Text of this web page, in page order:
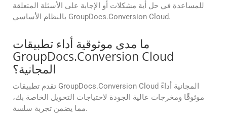
للمساعدة في حل أية مشكلات أو الإجابة على الأسئلة المتعلقة
بالنظام الأساسي GroupDocs.Conversion Cloud.
ما مدى موثوقية أداء تطبيقات
GroupDocs.Conversion Cloud
المجانية؟
تقدم تطبيقات GroupDocs.Conversion Cloud المجانية أداءً
موثوقًا ومخرجات عالية الجودة لاحتياجات التحويل الخاصة بك،
مما يضمن تجربة سلسة.